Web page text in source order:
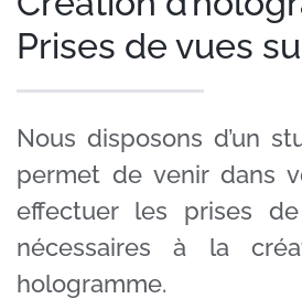
Prises de vues
Nous disposons d’un
permet de venir dans
effectuer les prises
nécessaires à la
hologramme.